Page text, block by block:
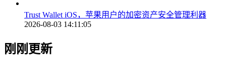
Trust Wallet iOS，苹果用户的加密资产安全管理利器
2026-08-03 14:11:05
刚刚更新